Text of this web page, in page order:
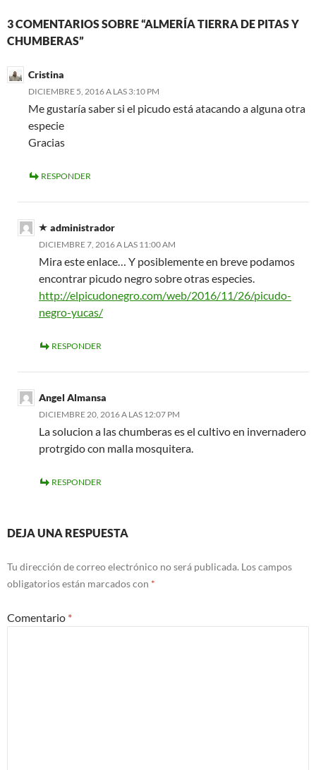
3 COMENTARIOS SOBRE “ALMERÍA TIERRA DE PITAS Y
CHUMBERAS”
Cristina
DICIEMBRE 5, 2016 A LAS 3:10 PM
Me gustaría saber si el picudo está atacando a alguna otra
especie
Gracias
RESPONDER
administrador
DICIEMBRE 7, 2016 A LAS 11:00 AM
Mira este enlace… Y posiblemente en breve podamos
encontrar picudo negro sobre otras especies.
http://elpicudonegro.com/web/2016/11/26/picudo-
negro-yucas/
RESPONDER
Angel Almansa
DICIEMBRE 20, 2016 A LAS 12:07 PM
La solucion a las chumberas es el cultivo en invernadero
protrgido con malla mosquitera.
RESPONDER
DEJA UNA RESPUESTA
Tu dirección de correo electrónico no será publicada. Los campos
obligatorios están marcados con *
Comentario *